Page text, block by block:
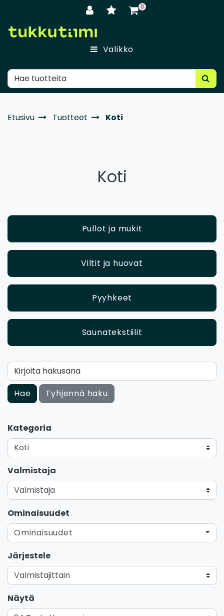
0
Valikko
Etusivu Tuotteet Koti
Koti
Pullot ja mukit
Viltit ja huovat
Pyyhkeet
Saunatekstiilit
Kirjoita hakusana
Hae Tyhjennä haku
Kategoria
Valmistaja
Ominaisuudet
Ominaisuudet
Järjestele
Näytä